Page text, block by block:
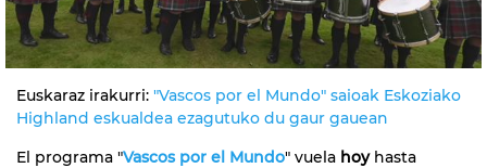
Euskaraz irakurri: "Vascos por el Mundo" saioak Eskoziako
Highland eskualdea ezagutuko du gaur gauean
El programa "Vascos por el Mundo" vuela hoyhasta